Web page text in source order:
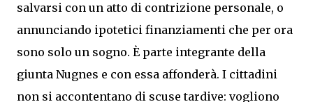
salvarsi con un atto di contrizione personale, o
annunciando ipotetici finanziamenti che per ora
sono solo un sogno. È parte integrante della
giunta Nugnes e con essa affonderà. I cittadini
non si accontentano di scuse tardive: vogliono